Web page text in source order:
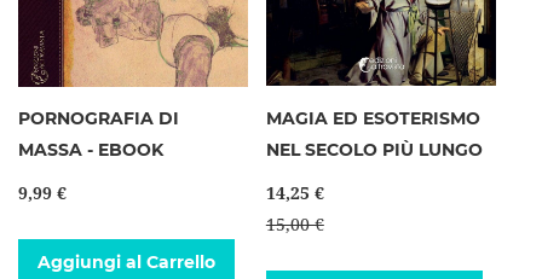
PORNOGRAFIA DI
MASSA - EBOOK
9,99 €
Aggiungi al Carrello
MAGIA ED ESOTERISMO
NEL SECOLO PIÙ LUNGO
14,25 €
15,00 €